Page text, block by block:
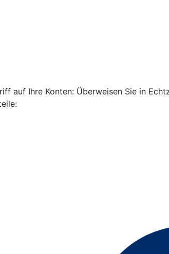
auf Ihre Konten: Überweisen Sie in